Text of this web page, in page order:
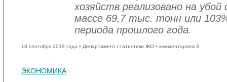
хозяйств реализовано на
массе 69,7 тыс. тонн или
периода прошлого года.
18 сентября 2018 года • Департамент статистики ЖО • комментариев 3
ЭКОНОМИКА